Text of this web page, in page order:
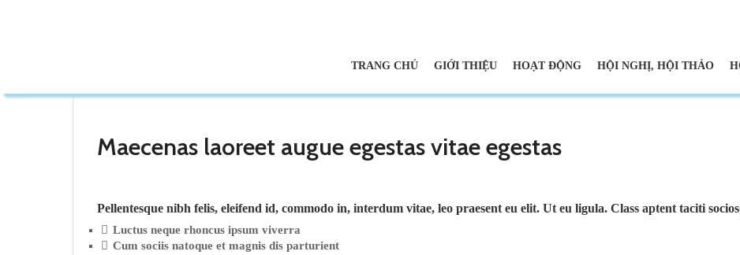
TRANG CHỦ GIỚI THIỆU HOẠT ĐỘNG HỘI NGHỊ, HỘI THẢO
Maecenas laoreet augue egestas vitae egestas
Pellentesque nibh felis, eleifend id, commodo in, interdum vitae, leo praesent eu elit. Ut eu ligula. Class aptent taciti
Luctus neque rhoncus ipsum viverra
Cum sociis natoque et magnis dis parturient